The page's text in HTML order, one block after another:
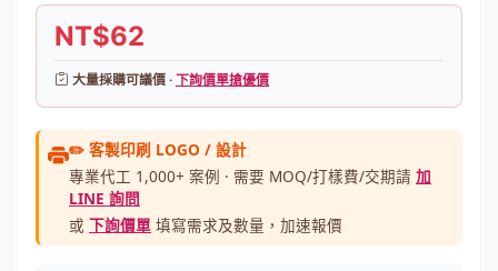
NT$62
大量採購可議價 ·下詢價單搶優價
✏️ 客製印刷 LOGO / 設計
專業代工 1,000+ 案例 · 需要 MOQ/打樣費/交期請 加
LINE 詢問
或 下詢價單 填寫需求及數量，加速報價